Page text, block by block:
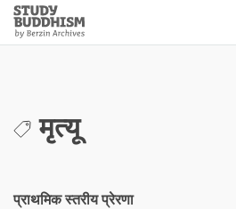
Close
Study
Buddhism
मृत्यू
प्राथमिक स्तरीय प्रेरणा